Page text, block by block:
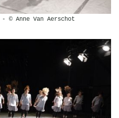
- © Anne Van Aerschot